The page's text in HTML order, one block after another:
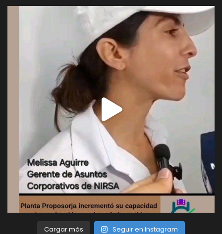
Cargar más Seguir en Instagram